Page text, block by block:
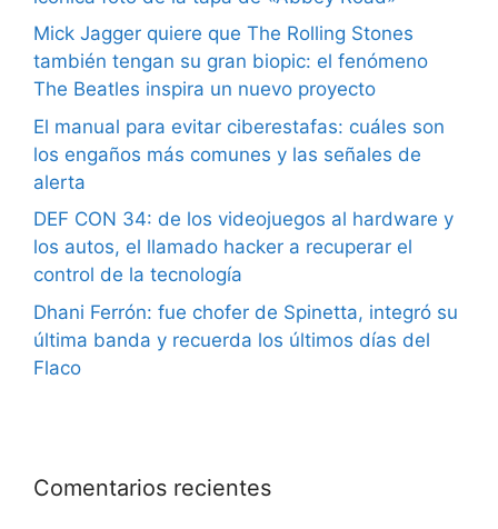
Mick Jagger quiere que The Rolling Stones
también tengan su gran biopic: el fenómeno
The Beatles inspira un nuevo proyecto
El manual para evitar ciberestafas: cuáles son
los engaños más comunes y las señales de
alerta
DEF CON 34: de los videojuegos al hardware y
los autos, el llamado hacker a recuperar el
control de la tecnología
Dhani Ferrón: fue chofer de Spinetta, integró su
última banda y recuerda los últimos días del
Flaco
Comentarios recientes